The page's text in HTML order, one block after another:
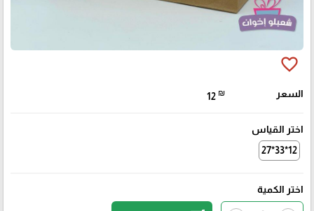
favorite_border
السعر 12 ₪
اختر القياس
12*33*27
اختر الكمية